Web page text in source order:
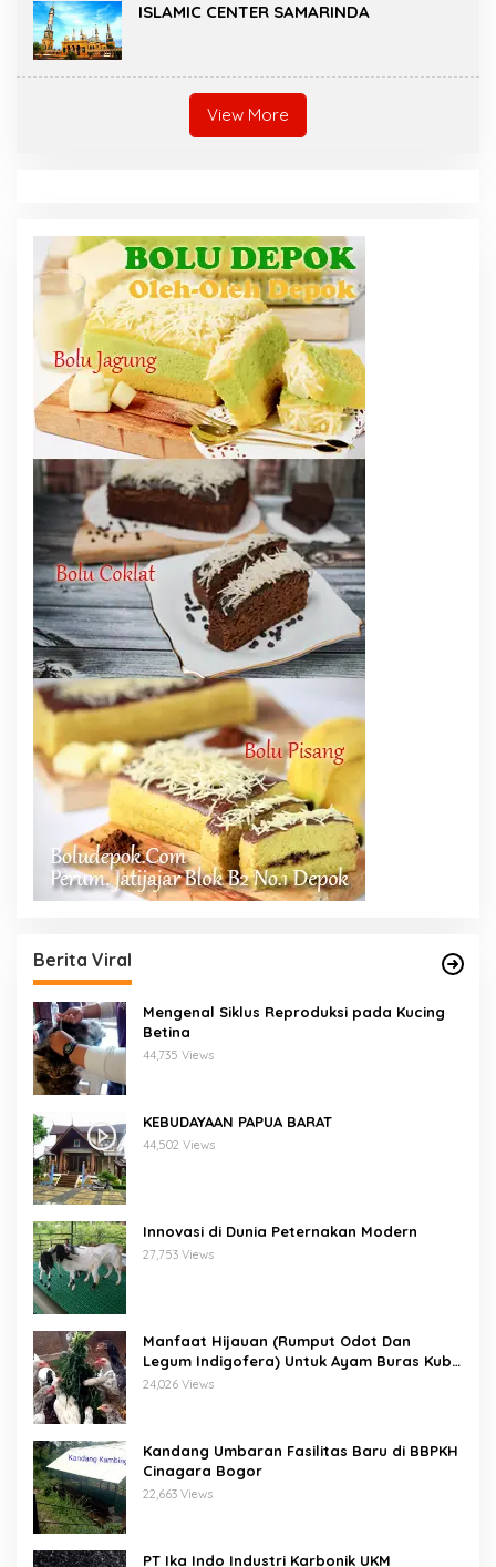
ISLAMIC CENTER SAMARINDA
View More
Berita Viral
Mengenal Siklus Reproduksi pada Kucing
Betina
44,735 Views
KEBUDAYAAN PAPUA BARAT
44,502 Views
Innovasi di Dunia Peternakan Modern
27,753 Views
Manfaat Hijauan (Rumput Odot Dan
Legum Indigofera) Untuk Ayam Buras Kub
Dan Sensi
24,026 Views
Kandang Umbaran Fasilitas Baru di BBPKH
Cinagara Bogor
22,663 Views
PT Ika Indo Industri Karbonik UKM